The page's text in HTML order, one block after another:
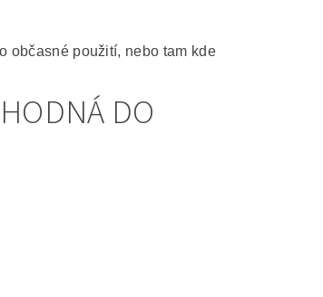
občasné použití, nebo tam kde
DO